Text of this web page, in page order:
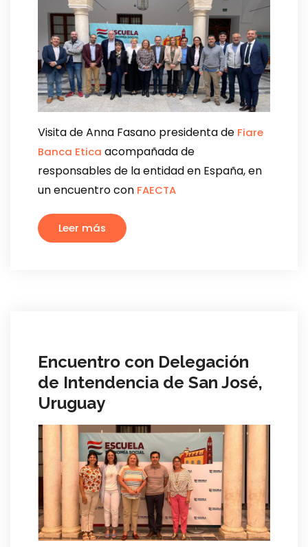
Visita de Anna Fasano presidenta de Fiare
Banca Etica acompañada de
responsables de la entidad en España, en
un encuentro con FAECTA
Leer más
Encuentro con Delegación
de Intendencia de San José,
Uruguay